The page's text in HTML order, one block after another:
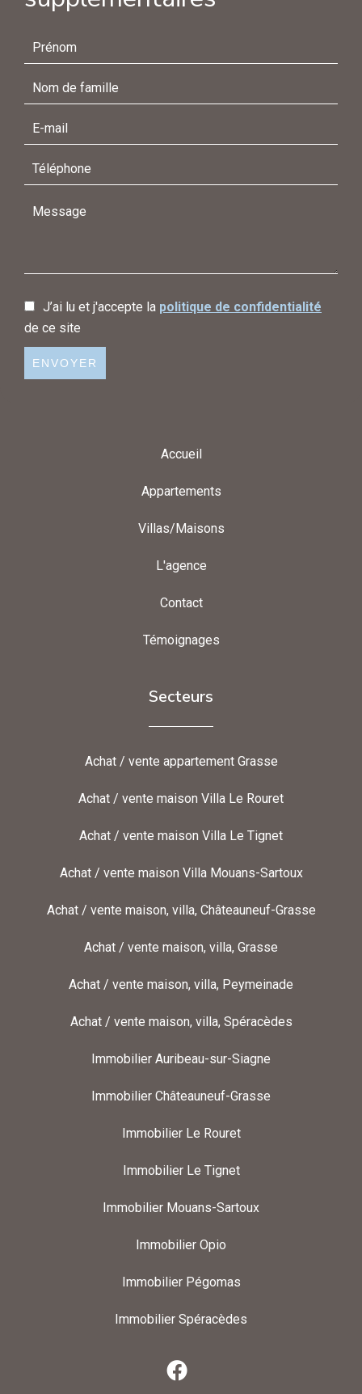
J’ai lu et j'accepte la politique de confidentialité
de ce site
ENVOYER
Accueil
Appartements
Villas/Maisons
L'agence
Contact
Témoignages
Secteurs
Achat / vente appartement Grasse
Achat / vente maison Villa Le Rouret
Achat / vente maison Villa Le Tignet
Achat / vente maison Villa Mouans-Sartoux
Achat / vente maison, villa, Châteauneuf-Grasse
Achat / vente maison, villa, Grasse
Achat / vente maison, villa, Peymeinade
Achat / vente maison, villa, Spéracèdes
Immobilier Auribeau-sur-Siagne
Immobilier Châteauneuf-Grasse
Immobilier Le Rouret
Immobilier Le Tignet
Immobilier Mouans-Sartoux
Immobilier Opio
Immobilier Pégomas
Immobilier Spéracèdes